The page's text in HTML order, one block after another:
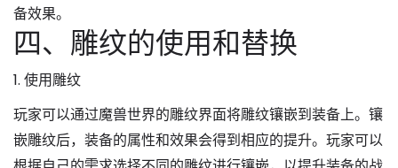
备效果。
四、雕纹的使用和替换
1. 使用雕纹
玩家可以通过魔兽世界的雕纹界面将雕纹镶嵌到装备上。镶
嵌雕纹后，装备的属性和效果会得到相应的提升。玩家可以